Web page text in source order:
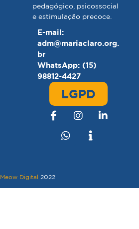
pedagógico, psicossocial
e estimulação precoce.
E-mail:
adm@mariaclaro.org.
br
WhatsApp: (15)
98812-4427
LGPD
Meow Digital 2022